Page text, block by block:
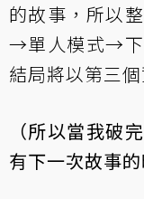
的故事，所以
→單人模式→下
結局將以第三
（所以當我破
有下一次故事的